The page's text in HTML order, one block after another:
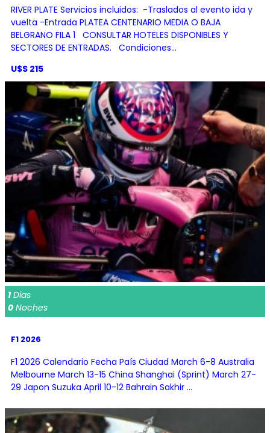
RIVER PLATE Servicios incluidos: -Traslados al evento ida y
vuelta -Entrada PLATEA CENTENARIO MEDIA O BAJA
BELGRANO FILA 1 CONSULTAR HOTELES DISPONIBLES Y
SECTORES DE ENTRADAS. Condiciones...
U$S 215
1Dias
0 Noches
F1 2026
F1 2026 Calendario Fecha País Ciudad March 6-8 Australia
Melbourne March 13-15 China Shanghai (Sprint) March 27-
29 Japon Suzuka April 10-12 Bahrain Sakhir ...